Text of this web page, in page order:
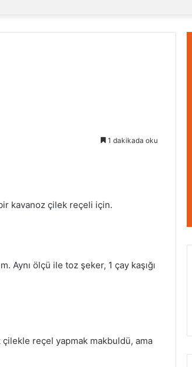
1 dakikada oku
kavanoz çilek reçeli için.
Aynı ölçü ile toz şeker, 1 çay kaşığı
çilekle reçel yapmak makbuldü, ama